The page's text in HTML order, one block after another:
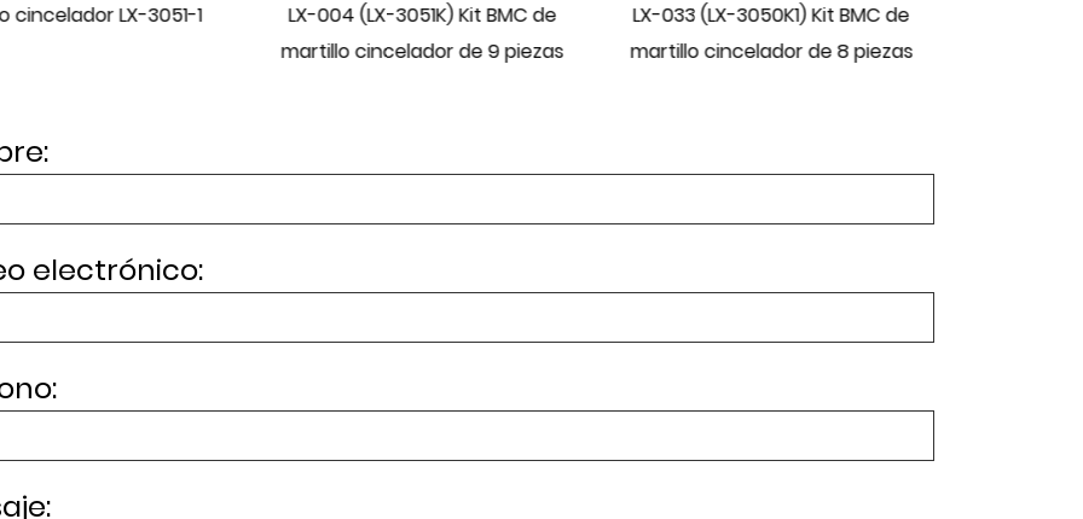
(LX-3051K) Kit BMC de
LX-033 (LX-3050K1) Kit BMC de
martillo cincelador de 8 piezas
LX-103 (LX-3050K2) Kit de blíster de
martillo cincelador de 7 piezas
electrónico: